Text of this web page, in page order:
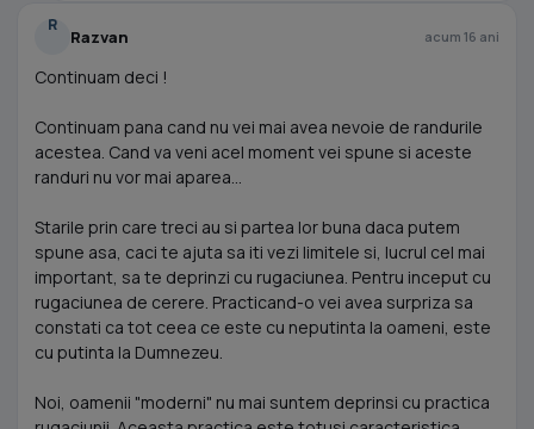
R
Razvan acum 16 ani
Continuam deci !
Continuam pana cand nu vei mai avea nevoie de randurile
acestea. Cand va veni acel moment vei spune si aceste
randuri nu vor mai aparea...
Starile prin care treci au si partea lor buna daca putem
spune asa, caci te ajuta sa iti vezi limitele si, lucrul cel mai
important, sa te deprinzi cu rugaciunea. Pentru inceput cu
rugaciunea de cerere. Practicand-o vei avea surpriza sa
constati ca tot ceea ce este cu neputinta la oameni, este
cu putinta la Dumnezeu.
Noi, oamenii "moderni" nu mai suntem deprinsi cu practica